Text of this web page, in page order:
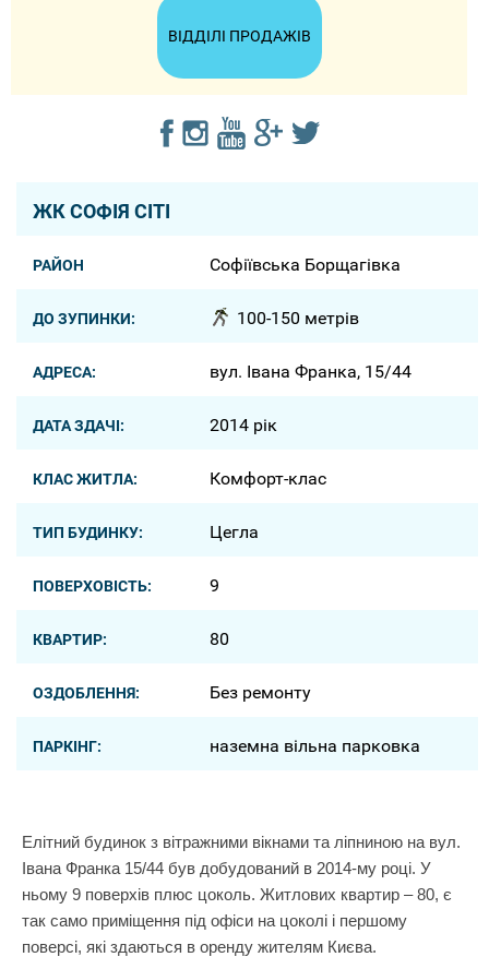
ВІДДІЛІ ПРОДАЖІВ
ЖК СОФІЯ СІТІ
РАЙОН Софіївська Борщагівка
ДО ЗУПИНКИ: 100-150 метрів
АДРЕСА: вул. Івана Франка, 15/44
ДАТА ЗДАЧІ: 2014 рік
КЛАС ЖИТЛА: Комфорт-клас
ТИП БУДИНКУ: Цегла
ПОВЕРХОВІСТЬ: 9
КВАРТИР: 80
ОЗДОБЛЕННЯ: Без ремонту
ПАРКІНГ: наземна вільна парковка
Елітний будинок з вітражними вікнами та ліпниною на вул.
Івана Франка 15/44 був добудований в 2014-му році. У
ньому 9 поверхів плюс цоколь. Житлових квартир – 80, є
так само приміщення під офіси на цоколі і першому
поверсі, які здаються в оренду жителям Києва.